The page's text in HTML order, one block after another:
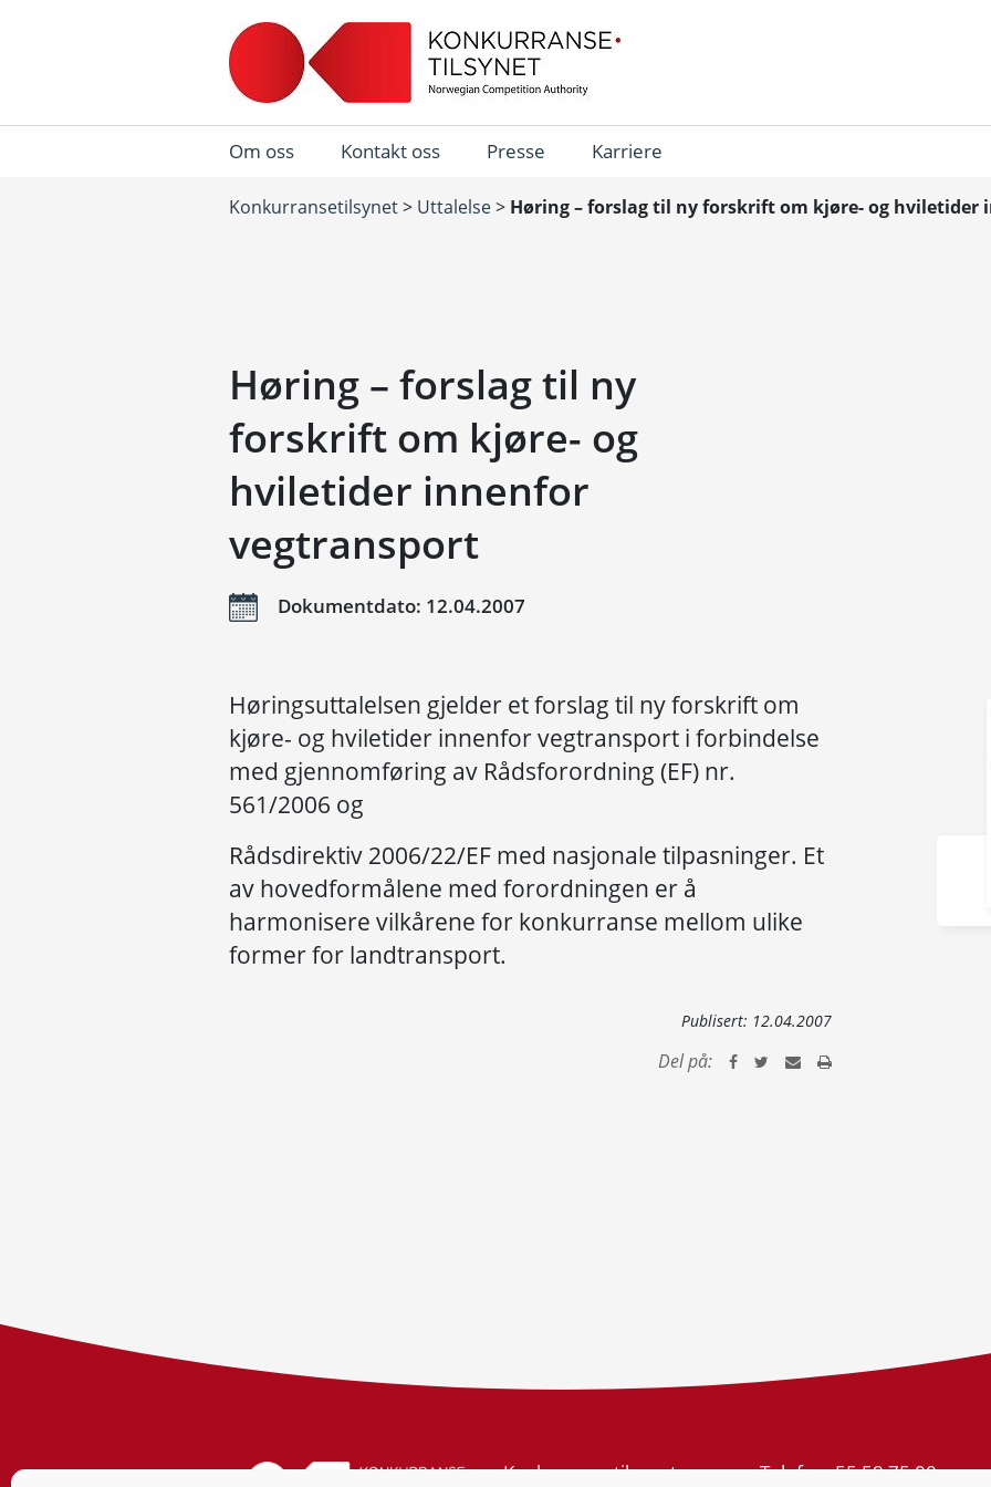
Om oss Kontakt oss Presse Karriere
Konkurransetilsynet> Uttalelse> Høring – forslag til ny forskrift om kjøre- og hviletider
Høring – forslag til ny
forskrift om kjøre- og
hviletider innenfor
vegtransport
Dokumentdato: 12.04.2007
Høringsuttalelsen gjelder et forslag til ny forskrift om
kjøre- og hviletider innenfor vegtransport i forbindelse
med gjennomføring av Rådsforordning (EF) nr.
561/2006 og
Rådsdirektiv 2006/22/EF med nasjonale tilpasninger. Et
av hovedformålene med forordningen er å
harmonisere vilkårene for konkurranse mellom ulike
former for landtransport.
Publisert: 12.04.2007
Del på:
Konkurransetilsynet
Telefon:55 59 75 00